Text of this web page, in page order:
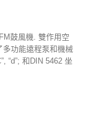
鼓風機. 雙作用空
功能遠程泵和機械
“d”; 和DIN 5462 坐